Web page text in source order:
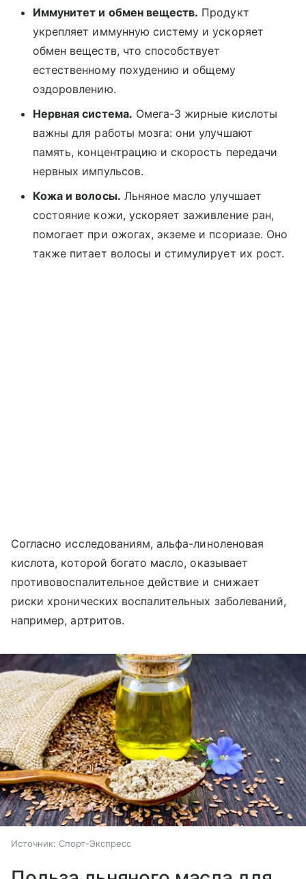
Иммунитет и обмен веществ. Продукт
укрепляет иммунную систему и ускоряет
обмен веществ, что способствует
естественному похудению и общему
оздоровлению.
Нервная система. Омега-3 жирные кислоты
важны для работы мозга: они улучшают
память, концентрацию и скорость передачи
нервных импульсов.
Кожа и волосы. Льняное масло улучшает
состояние кожи, ускоряет заживление ран,
помогает при ожогах, экземе и псориазе. Оно
также питает волосы и стимулирует их рост.
Согласно исследованиям, альфа-линоленовая
кислота, которой богато масло, оказывает
противовоспалительное действие и снижает
риски хронических воспалительных заболеваний,
например, артритов.
Источник: Спорт-Экспресс